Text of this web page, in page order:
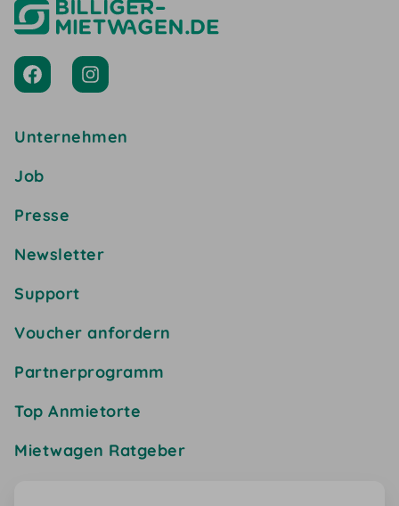
Unternehmen
Job
Presse
Newsletter
Support
Voucher anfordern
Partnerprogramm
Top Anmietorte
Mietwagen Ratgeber